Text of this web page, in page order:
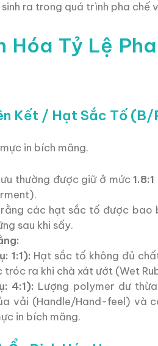
ra trong quá trình pha chế
Hóa Tỷ Lệ
Kết / Hạt Sắc Tố (B/
in bích măng.
thường được giữ ở mức
các hạt sắc tố được
sau khi sấy.
1:1): Hạt sắc tố không đủ
tróc ra khi chà xát ướt (Wet
4:1): Lượng polymer dư
vải (Handle/Hand-feel) và
in bích măng.